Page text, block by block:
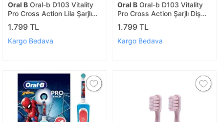
Oral B Oral-b D103 Vitality
Pro Cross Action Lila Şarjlı
Diş Fırçası
1.799 TL
Kargo Bedava
Oral B Oral-b D103 Vitality
Pro Cross Action Şarjlı Diş
Fırçası - Mavi
1.799 TL
Kargo Bedava